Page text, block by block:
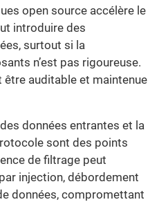
open source accélère le
introduire des
surtout si la
n’est pas rigoureuse.
être auditable et maintenue
données entrantes et la
sont des points
de filtrage peut
injection, débordement
données, compromettant